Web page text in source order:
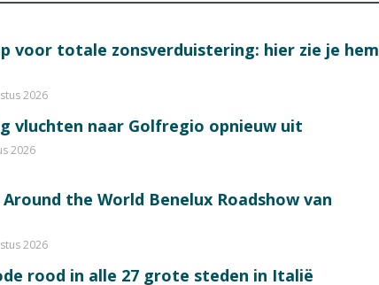
voor totale zonsverduistering: hier zie je hem
2026
vluchten naar Golfregio opnieuw uit
2026
the World Benelux Roadshow van
2026
rood in alle 27 grote steden in Italië